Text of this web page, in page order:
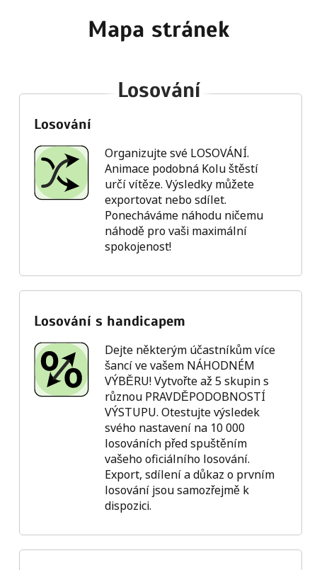
Mapa stránek
Losování
Losování
Organizujte své LOSOVÁNÍ.
Animace podobná Kolu štěstí
určí vítěze. Výsledky můžete
exportovat nebo sdílet.
Ponecháváme náhodu ničemu
náhodě pro vaši maximální
spokojenost!
Losování s handicapem
Dejte některým účastníkům více
šancí ve vašem NÁHODNÉM
VÝBĚRU! Vytvořte až 5 skupin s
různou PRAVDĚPODOBNOSTÍ
VÝSTUPU. Otestujte výsledek
svého nastavení na 10 000
losováních před spuštěním
vašeho oficiálního losování.
Export, sdílení a důkaz o prvním
losování jsou samozřejmě k
dispozici.